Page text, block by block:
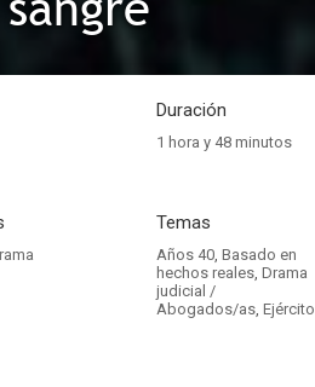
Duración
1 hora y 48 minutos
Temas
Años 40, Basado en
hechos reales, Drama
judicial /
Abogados/as, Ejército